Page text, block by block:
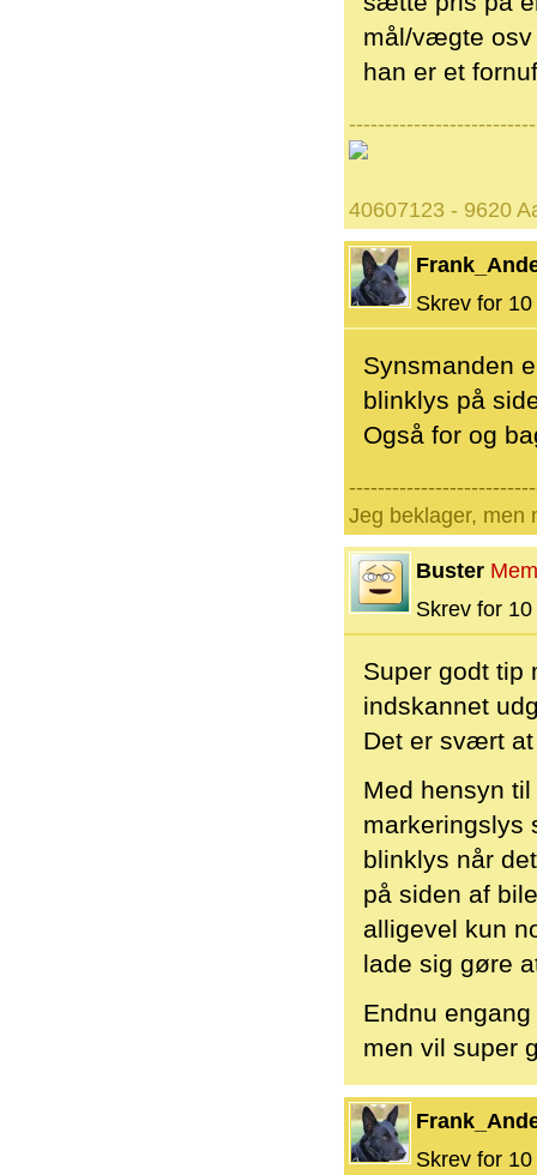
mål/vægte osv
han er et
40607123 - 9620
Skrev for
Synsmanden
blinklys på
Også for og
Jeg beklager, men
Buster
Skrev for
Super godt tip
indskannet
Det er svært
Med hensyn
markeringslys
blinklys når
på siden af
alligevel kun
lade sig gøre
Endnu
men vil super
Skrev for